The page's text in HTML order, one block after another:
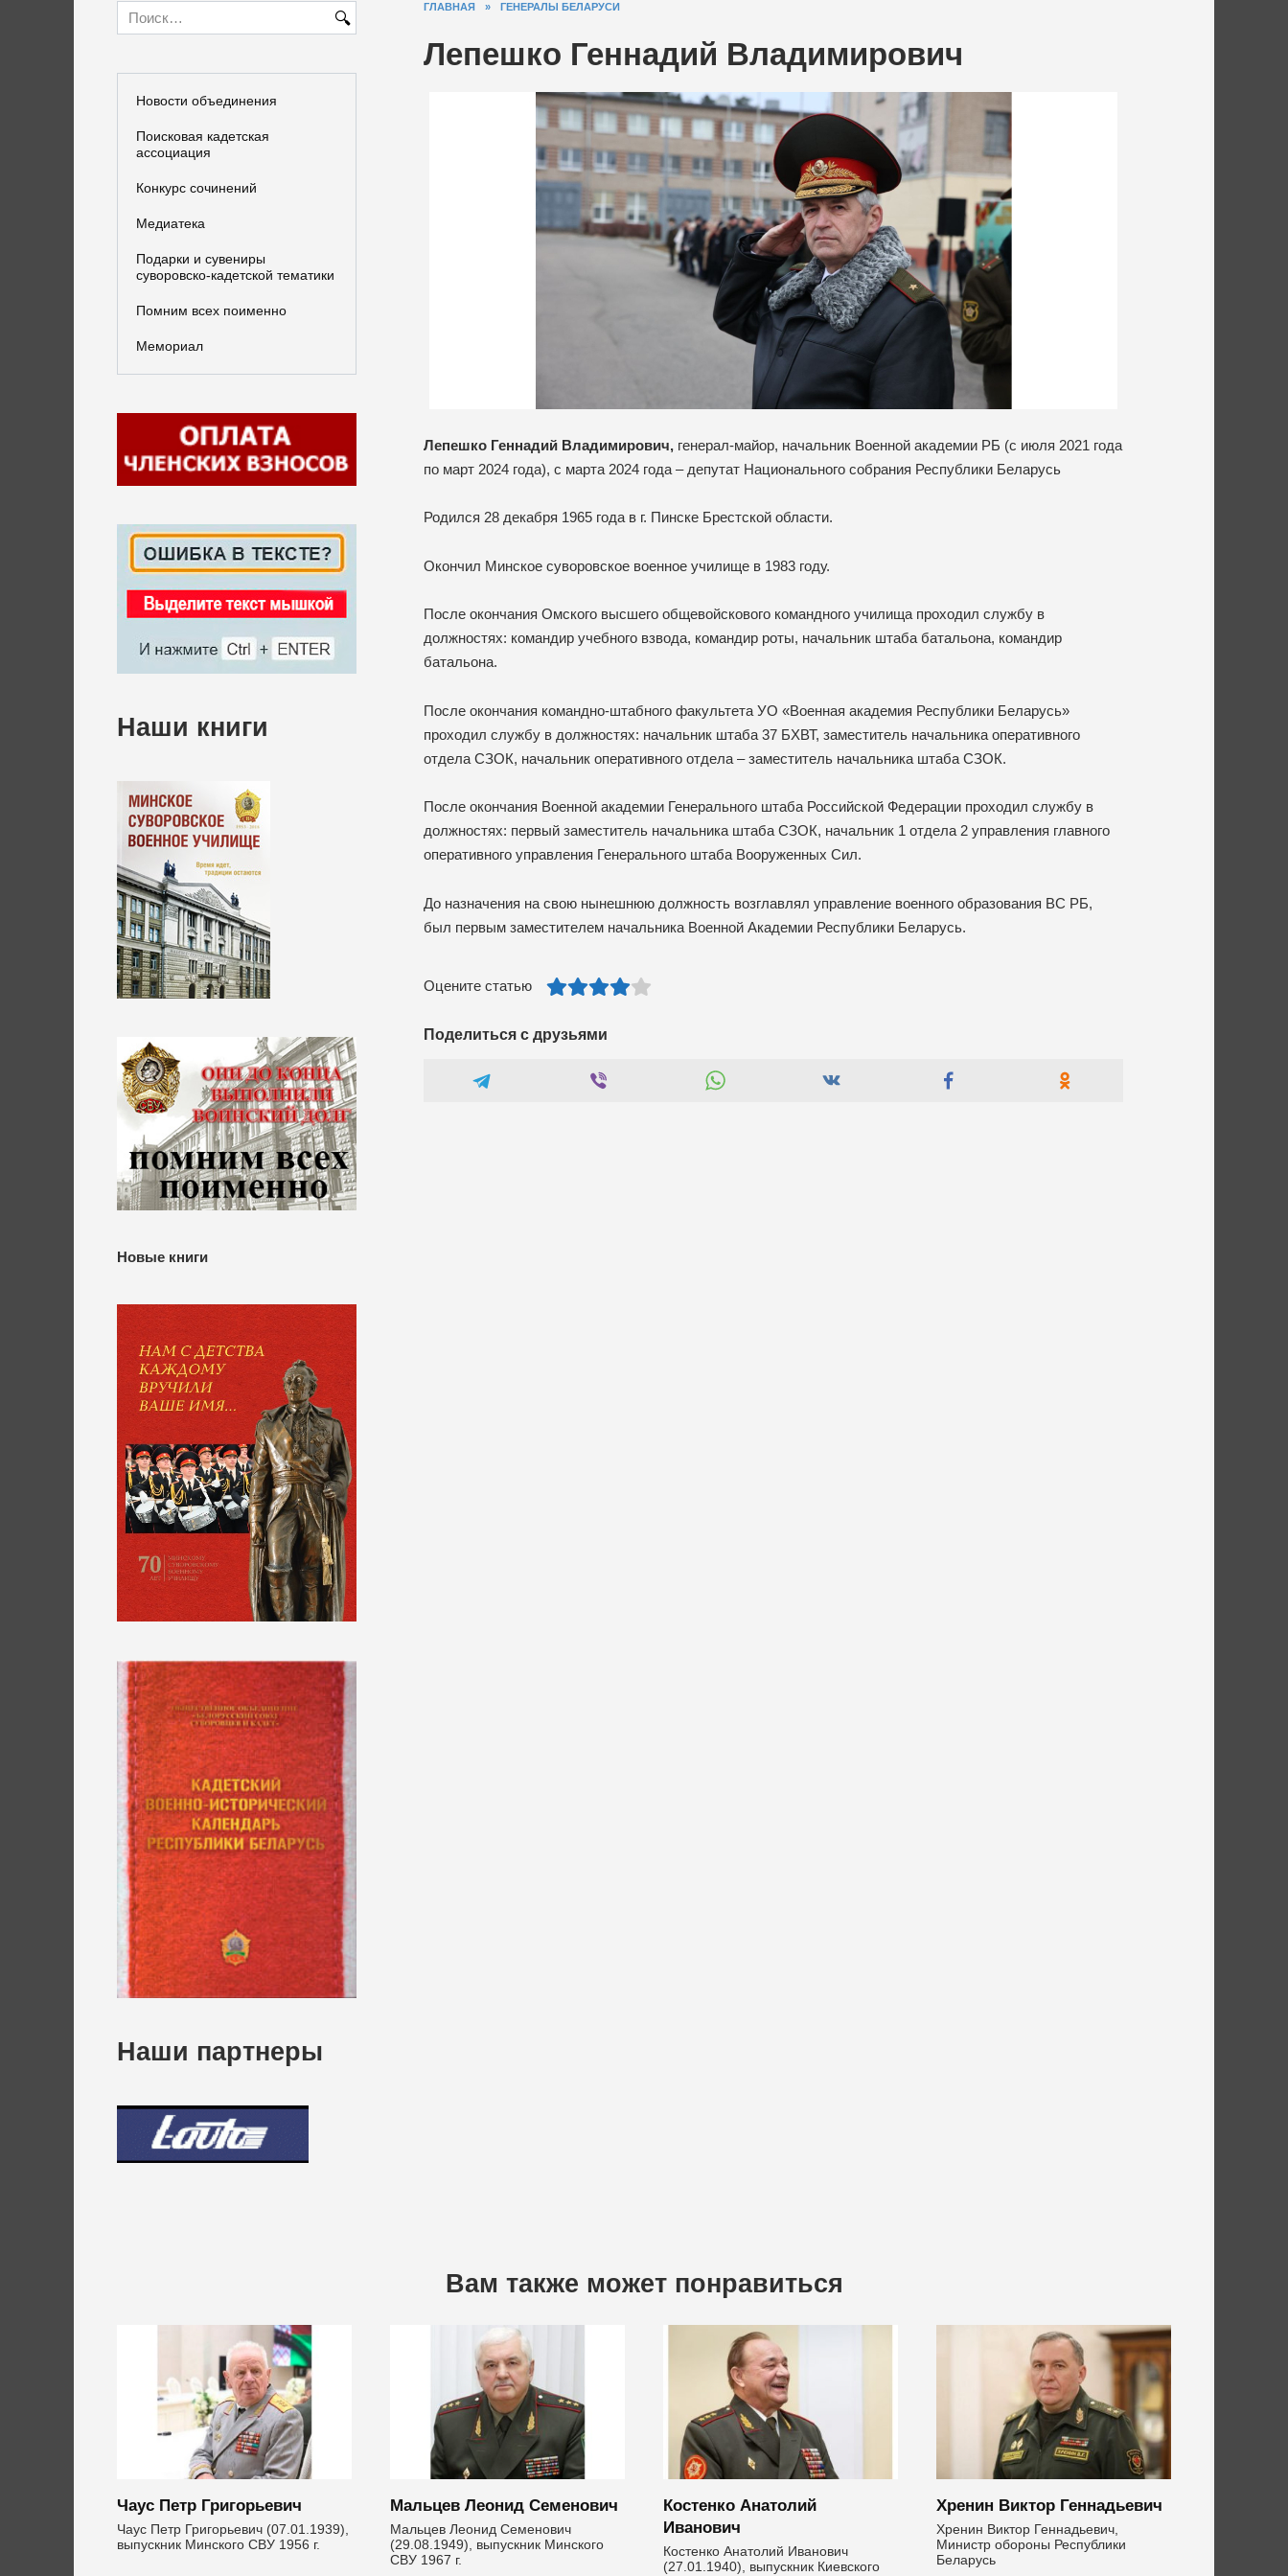
ГЛАВНАЯ » ГЕНЕРАЛЫ БЕЛАРУСИ
Лепешко Геннадий Владимирович
Лепешко Геннадий Владимирович, генерал-майор, начальник Военной академии РБ (с июля 2021 года
по март 2024 года), с марта 2024 года – депутат Национального собрания Республики Беларусь
Родился 28 декабря 1965 года в г. Пинске Брестской области.
Окончил Минское суворовское военное училище в 1983 году.
После окончания Омского высшего общевойскового командного училища проходил службу в
должностях: командир учебного взвода, командир роты, начальник штаба батальона, командир
батальона.
После окончания командно-штабного факультета УО «Военная академия Республики Беларусь»
проходил службу в должностях: начальник штаба 37 БХВТ, заместитель начальника оперативного
отдела СЗОК, начальник оперативного отдела – заместитель начальника штаба СЗОК.
После окончания Военной академии Генерального штаба Российской Федерации проходил службу в
должностях: первый заместитель начальника штаба СЗОК, начальник 1 отдела 2 управления главного
оперативного управления Генерального штаба Вооруженных Сил.
До назначения на свою нынешнюю должность возглавлял управление военного образования ВС РБ,
был первым заместителем начальника Военной Академии Республики Беларусь.
Оцените статью
Поделиться с друзьями
for:
Новости объединения
Поисковая кадетская
ассоциация
Конкурс сочинений
Медиатека
Подарки и сувениры
суворовско-кадетской тематики
Помним всех поименно
Мемориал
Наши книги
Новые книги
Наши партнеры
Вам также может понравиться
Чаус Петр Григорьевич
Чаус Петр Григорьевич (07.01.1939),
выпускник Мин­ского СВУ 1956 г.
Мальцев Леонид Семенович
Мальцев Леонид Семенович
(29.08.1949), выпускник Минского
СВУ 1967 г.
Костенко Анатолий
Иванович
Костенко Анатолий Иванович
(27.01.1940), выпуск­ник Киевского
Хренин Виктор Геннадьевич
Хренин Виктор Геннадьевич,
Министр обороны Республики
Беларусь